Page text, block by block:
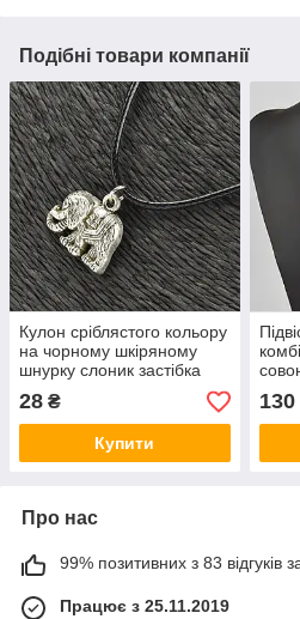
Подібні товари компанії
Кулон сріблястого кольору
на чорному шкіряному
шнурку слоник застібка
карабін розмір кулона
20х20 мм довжина 50 см
28 ₴
Купити
70
130
Про нас
99% позитивних з 83 відгуків
Працює з 25.11.2019